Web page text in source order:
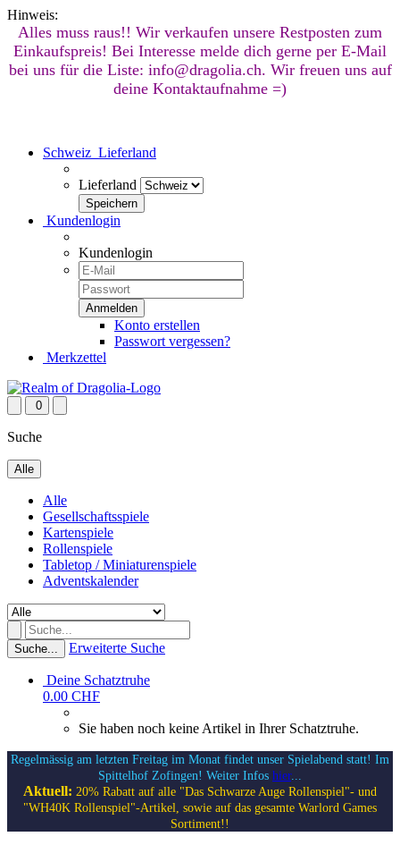
Hinweis:
Alles muss raus!! Wir verkaufen unsere Restposten zum
Einkaufspreis! Bei Interesse melde dich gerne per E-Mail
bei uns für die Liste: info@dragolia.ch. Wir freuen uns auf
deine Kontaktaufnahme =)
Schweiz Lieferland
Lieferland
Kundenlogin
Kundenlogin
Konto erstellen
Passwort vergessen?
Merkzettel
0
Suche
Alle
Alle
Gesellschaftsspiele
Kartenspiele
Rollenspiele
Tabletop / Miniaturenspiele
Adventskalender
Suche... Erweiterte Suche
Deine Schatztruhe
0.00 CHF
Sie haben noch keine Artikel in Ihrer Schatztruhe.
Regelmässig am letzten Freitag im Monat findet unser Spielabend statt! Im
Spittelhof Zofingen! Weiter Infos hier...
Aktuell: 20% Rabatt auf alle "Das Schwarze Auge Rollenspiel"- und
"WH40K Rollenspiel"-Artikel, sowie auf das gesamte Warlord Games
Sortiment!!